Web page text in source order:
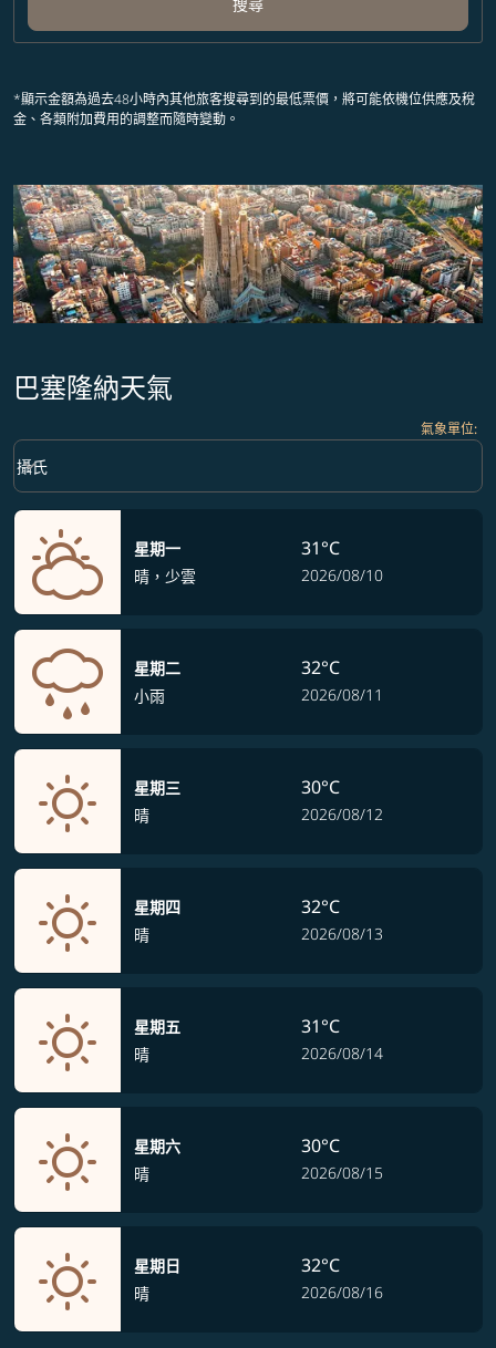
*顯示金額為過去48小時內其他旅客搜尋到的最低票價，將可能依機位供應及稅
金、各類附加費用的調整而隨時變動。
巴塞隆納天氣
氣象單位:
Weather unit option 攝氏 Selected
攝氏
keyboard_arrow_down
星期一
晴，少雲
31°C
2026/08/10
星期二
小雨
32°C
2026/08/11
星期三
晴
30°C
2026/08/12
星期四
晴
32°C
2026/08/13
星期五
晴
31°C
2026/08/14
星期六
晴
30°C
2026/08/15
星期日
晴
32°C
2026/08/16